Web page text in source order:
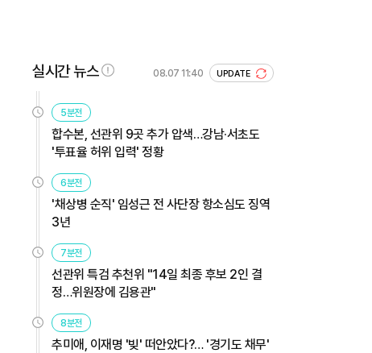
실시간 뉴스 08.07 11:40 UPDATE
5분전
합수본, 선관위 9곳 추가 압색…강남·서초도
'투표율 허위 입력' 정황
6분전
'채상병 순직' 임성근 전 사단장 항소심도 징역
3년
7분전
선관위 특검 추천위 "14일 최종 후보 2인 결
정…위원장에 김용관"
8분전
추미애, 이재명 '빚' 떠안았다?… '경기도 채무'